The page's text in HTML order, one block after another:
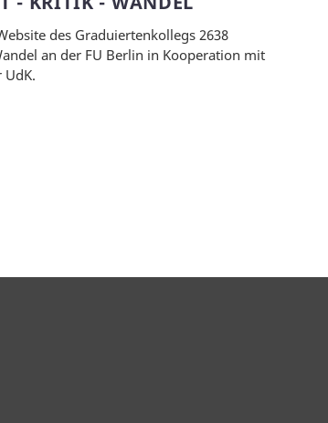
des Graduiertenkollegs 2638
an der FU Berlin in Kooperation mit